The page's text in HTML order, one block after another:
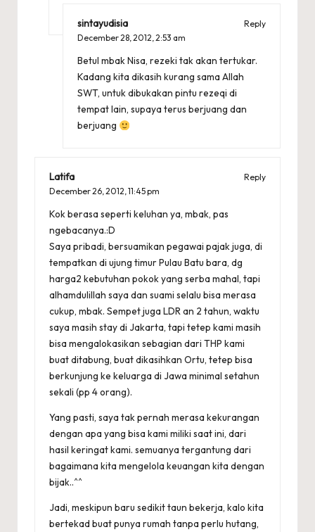
sintayudisia
Reply
December 28, 2012,2:53 am
Betul mbak Nisa, rezeki tak akan tertukar.
Kadang kita dikasih kurang sama Allah
SWT, untuk dibukakan pintu rezeqi di
tempat lain, supaya terus berjuang dan
berjuang
Latifa
Reply
December 26, 2012,11:45 pm
Kok berasa seperti keluhan ya, mbak, pas
ngebacanya.:D
Saya pribadi, bersuamikan pegawai pajak juga, di
tempatkan di ujung timur Pulau Batu bara, dg
harga2 kebutuhan pokok yang serba mahal, tapi
alhamdulillah saya dan suami selalu bisa merasa
cukup, mbak. Sempet juga LDR an 2 tahun, waktu
saya masih stay di Jakarta, tapi tetep kami masih
bisa mengalokasikan sebagian dari THP kami
buat ditabung, buat dikasihkan Ortu, tetep bisa
berkunjung ke keluarga di Jawa minimal setahun
sekali (pp 4 orang).
Yang pasti, saya tak pernah merasa kekurangan
dengan apa yang bisa kami miliki saat ini, dari
hasil keringat kami. semuanya tergantung dari
bagaimana kita mengelola keuangan kita dengan
bijak..^^
Jadi, meskipun baru sedikit taun bekerja, kalo kita
bertekad buat punya rumah tanpa perlu hutang,